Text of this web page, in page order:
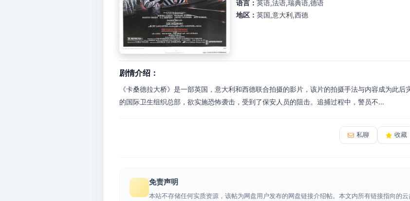
语言： 英语,法语,瑞典语,德语
地区： 英国,意大利,西德
剧情介绍：
《卡桑德拉大桥》是一部英国，意大利和西德联合拍摄的影片，该片的拍摄手法与内容成为此
的国际卫生组织总部，欲实施恐怖袭击，受到了保安人员的阻击。追捕过程中，警员不...
私聊 收藏
免责声明
本站不存储任何实质资源，该帖为网盘用户发布的网盘链接介绍帖。本文内所有链接指向的